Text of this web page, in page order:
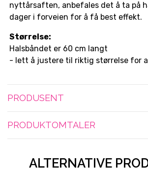
nyttårsaften, anbefales det å ta på
dager i forveien for å få best effekt.
Størrelse:
Halsbåndet er 60 cm langt
- lett å justere til riktig størrelse for
PRODUSENT
PRODUKTOMTALER
ALTERNATIVE